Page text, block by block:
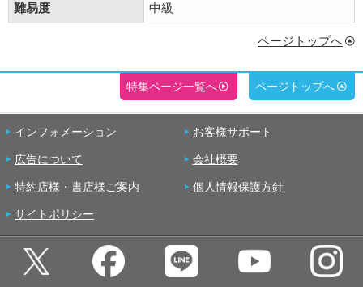
難易度 中級
ページトップへ
特集ページ一覧へ ページトップへ
インフォメーション お客様サポート
広告について 会社概要
特約店様・書店様ご案内 個人情報保護方針
サイトポリシー